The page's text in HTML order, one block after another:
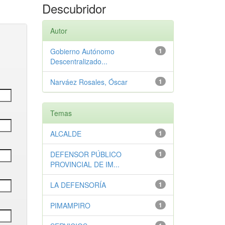
Descubridor
Autor
1
Gobierno Autónomo
Descentralizado...
1
Narváez Rosales, Óscar
Temas
1
ALCALDE
1
DEFENSOR PÚBLICO
PROVINCIAL DE IM...
1
LA DEFENSORÍA
1
PIMAMPIRO